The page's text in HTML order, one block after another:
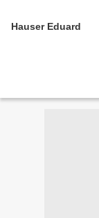
Hauser Eduard